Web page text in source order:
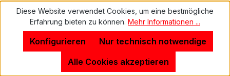
eines Liefertermins bzw. zur Lieferankündigung an
den Anbieter weiter, sofern Sie hierfür im
Bestellprozess Ihre ausdrückliche Einwilligung erteilt
haben. Anderenfalls geben wir zum Zwecke der
Zustellung gemäß Art. 6 Abs. 1 lit. b DSGVO nur den
Namen des Empfängers und die Lieferadresse an den
Diese Website verwendet Cookies, um eine bestmögliche
Erfahrung bieten zu können. Mehr Informationen ...
Nur technisch notwendige
Konfigurieren
Alle Cookies akzeptieren